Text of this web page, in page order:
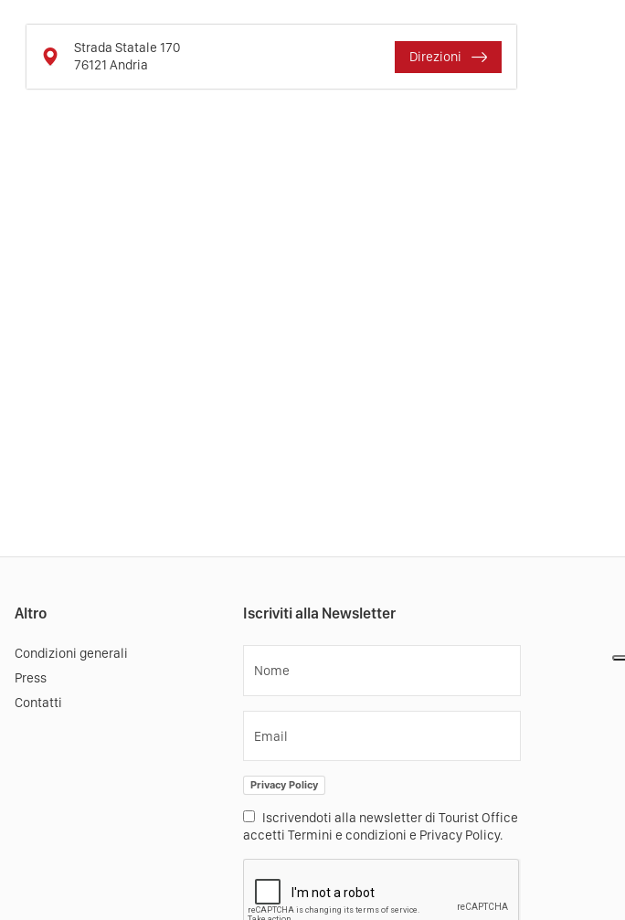
Strada Statale 170
76121 Andria
Direzioni
Altro
Condizioni generali
Press
Contatti
Iscriviti alla Newsletter
Nome
Email
Privacy Policy
Iscrivendoti alla newsletter di Tourist Office
accetti Termini e condizioni e Privacy Policy.